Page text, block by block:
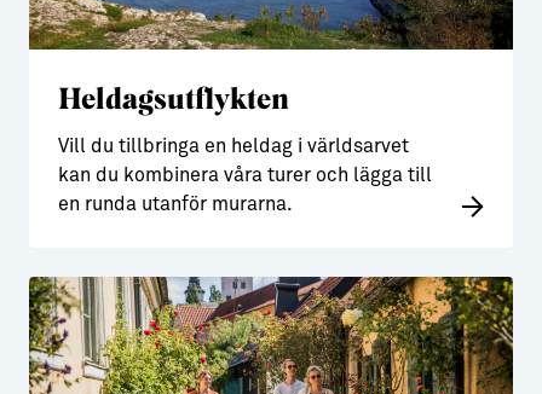
Almedalsveckan
Medeltidsveckan
Visby Centrum
Allt om livet på Ön
→ Fritidsliv
→ Föreningsliv
→ Idrottsliv
→ Tonårsliv
Heldagsutflykten
Vill du tillbringa en heldag i världsarvet
kan du kombinera våra turer och lägga till
en runda utanför murarna.